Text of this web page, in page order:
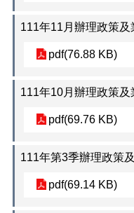
111年11月辦理政策
pdf(76.88 KB)
111年10月辦理政策
pdf(69.76 KB)
111年第3季辦理政策
pdf(69.14 KB)